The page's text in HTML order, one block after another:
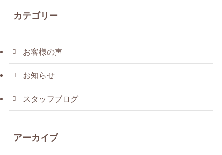
カテゴリー
お客様の声
お知らせ
スタッフブログ
アーカイブ